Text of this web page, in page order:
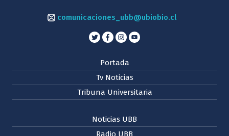
comunicaciones_ubb@ubiobio.cl
Portada
Tv Noticias
Tribuna Universitaria
Noticias UBB
Radio UBB